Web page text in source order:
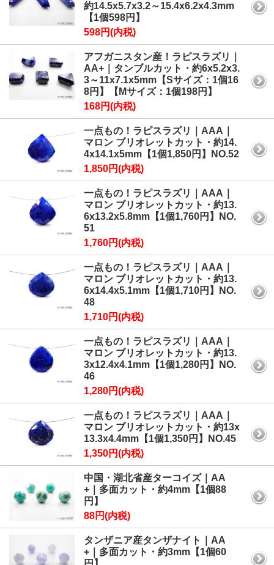
約14.5x5.7x3.2～15.4x6.2x4.3mm
【1個598円】
598円(内税)
アフガニスタン産！ラピスラズリ｜
AA+｜タンブルカット・約6x5.2x3.
3～11x7.1x5mm【Sサイズ：1個16
8円】【Mサイズ：1個198円】
168円(内税)
一点もの！ラピスラズリ｜AAA｜
マロン ブリオレットカット・約14.
4x14.1x5mm【1個1,850円】NO.52
1,850円(内税)
一点もの！ラピスラズリ｜AAA｜
マロン ブリオレットカット・約13.
6x13.2x5.8mm【1個1,760円】NO.
51
1,760円(内税)
一点もの！ラピスラズリ｜AAA｜
マロン ブリオレットカット・約13.
6x14.4x5.1mm【1個1,710円】NO.
48
1,710円(内税)
一点もの！ラピスラズリ｜AAA｜
マロン ブリオレットカット・約13.
3x12.4x4.1mm【1個1,280円】NO.
46
1,280円(内税)
一点もの！ラピスラズリ｜AAA｜
マロン ブリオレットカット・約13x
13.3x4.4mm【1個1,350円】NO.45
1,350円(内税)
中国・湖北省産ターコイズ｜AA
+｜多面カット・約4mm【1個88
円】
88円(内税)
タンザニア産タンザナイト｜AA
+｜多面カット・約3mm【1個60